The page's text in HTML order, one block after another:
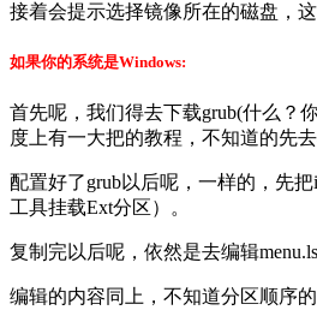
接着会提示选择镜像所在的磁盘，
如果你的系统是Windows:
首先呢，我们得去下载grub(什么？
度上有一大把的教程，不知道的先去
配置好了grub以后呢，一样的，先
工具挂载Ext分区）。
复制完以后呢，依然是去编辑
编辑的内容同上，不知道分区顺序的